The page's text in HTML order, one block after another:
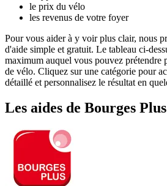
le prix du vélo
les revenus de votre foyer
Pour vous aider à y voir plus clair, nous
d'aide simple et gratuit. Le tableau ci-
maximum auquel vous pouvez prétendre
de vélo. Cliquez sur une catégorie pour
détaillé et personnalisez le résultat en
Les aides de Bourges Plus